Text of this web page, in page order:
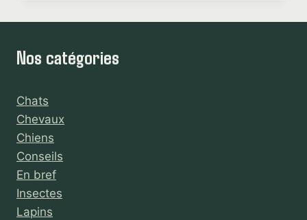
LA
Nos catégories
Chats
Chevaux
Chiens
Conseils
En bref
Insectes
Lapins